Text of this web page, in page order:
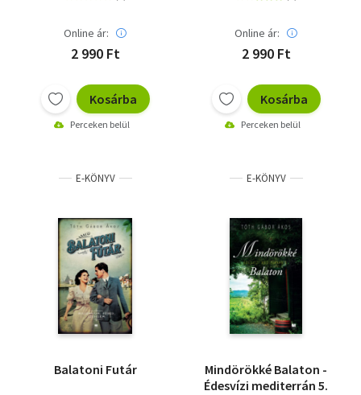
Online ár:
2 990 Ft
Kosárba
Perceken belül
Online ár:
2 990 Ft
Kosárba
Perceken belül
E-KÖNYV
Balatoni Futár
E-KÖNYV
Mindörökké Balaton -
Édesvízi mediterrán 5.